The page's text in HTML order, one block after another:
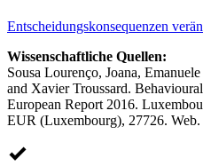
Entscheidungskonsequenzen
Wissenschaftliche Quellen:
Sousa Lourenço, Joana,
and Xavier Troussard.
European Report 2016.
EUR (Luxembourg), 27726. Web.